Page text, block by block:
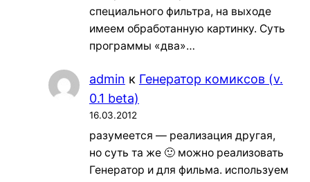
специального фильтра, на выходе
имеем обработанную картинку. Суть
программы «два»…
admin к Генератор комиксов (v.
0.1 beta)
16.03.2012
разумеется — реализация другая,
но суть та же 🙂 можно реализовать
Генератор и для фильма. используем